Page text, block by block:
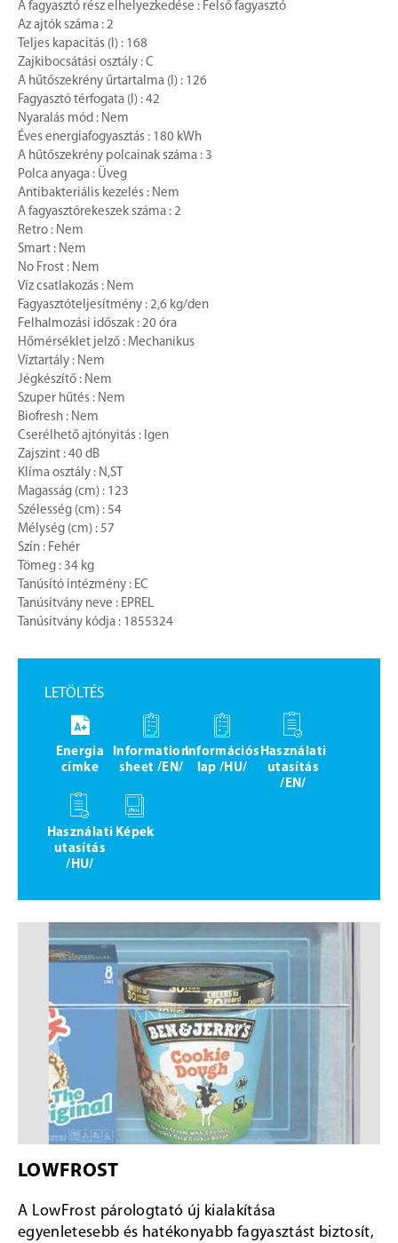
A fagyasztó rész elhelyezkedése : Felső fagyasztó
Az ajtók száma : 2
Teljes kapacitás (l) : 168
Zajkibocsátási osztály : C
A hűtőszekrény űrtartalma (l) : 126
Fagyasztó térfogata (l) : 42
Nyaralás mód : Nem
Éves energiafogyasztás : 180 kWh
A hűtőszekrény polcainak száma : 3
Polca anyaga : Üveg
Antibakteriális kezelés : Nem
A fagyasztórekeszek száma : 2
Retro : Nem
Smart : Nem
No Frost : Nem
Víz csatlakozás : Nem
Fagyasztóteljesítmény : 2,6 kg/den
Felhalmozási időszak : 20 óra
Hőmérséklet jelző : Mechanikus
Víztartály : Nem
Jégkészítő : Nem
Szuper hűtés : Nem
Biofresh : Nem
Cserélhető ajtónyitás : Igen
Zajszint : 40 dB
Klíma osztály : N,ST
Magasság (cm) : 123
Szélesség (cm) : 54
Mélység (cm) : 57
Szín : Fehér
Tömeg : 34 kg
Tanúsító intézmény : EC
Tanúsítvány neve : EPREL
Tanúsítvány kódja : 1855324
LETÖLTÉS
Energia
címke
Information
sheet /EN/
Információs
lap /HU/
Használati
utasítás
/EN/
Használati
utasítás
/HU/
Képek
LOWFROST
A LowFrost párologtató új kialakítása
egyenletesebb és hatékonyabb fagyasztást biztosít,